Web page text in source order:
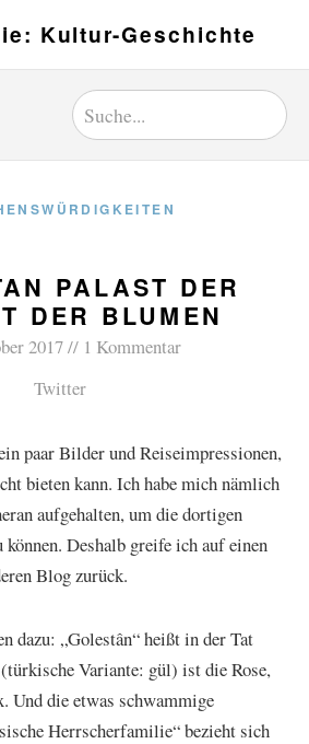
Kultur-Geschichte
PALAST DER
DER BLUMEN
2017
1 Kommentar
Twitter
paar Bilder und Reiseimpressionen,
bieten kann. Ich habe mich nämlich
aufgehalten, um die dortigen
können. Deshalb greife ich auf einen
Blog zurück.
dazu: „Golestân“ heißt in der Tat
Variante: gül) ist die Rose,
Und die etwas schwammige
Herrscherfamilie“ bezieht sich